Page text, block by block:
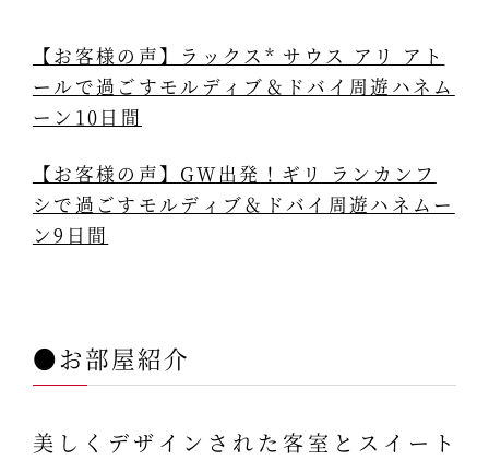
【お客様の声】ラックス* サウス アリ アト
ールで過ごすモルディブ＆ドバイ周遊ハネム
ーン10日間
【お客様の声】GW出発！ギリ ランカンフ
シで過ごすモルディブ＆ドバイ周遊ハネムー
ン9日間
●お部屋紹介
美しくデザインされた客室とスイート